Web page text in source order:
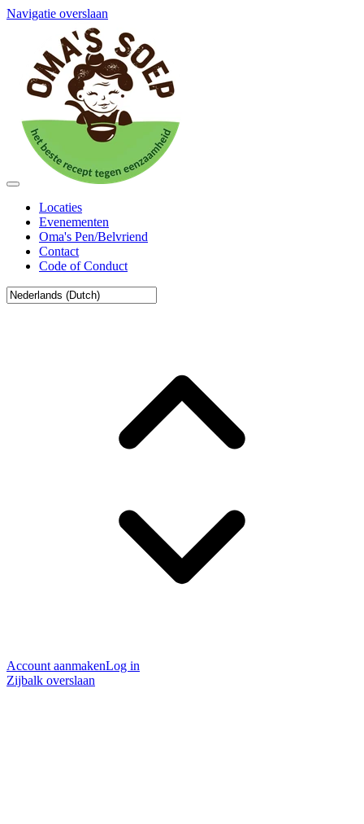
Navigatie overslaan
Locaties
Evenementen
Oma's Pen/Belvriend
Contact
Code of Conduct
Account aanmakenLog in
Zijbalk overslaan